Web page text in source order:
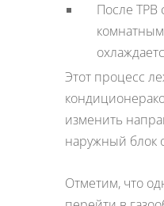
После ТРВ
комнатным
Этот процесс
изменить
наружный блок
Отметим, что